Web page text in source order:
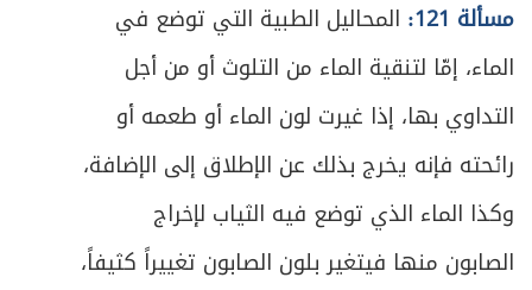
مسألة 121:
المحاليل الطبية التي توضع في
الماء، إمّا لتنقية الماء من التلوث أو من أجل
التداوي بها، إذا غيرت لون الماء أو طعمه أو
رائحته فإنه يخرج بذلك عن الإطلاق إلى الإضافة،
وكذا الماء الذي توضع فيه الثياب لإخراج
الصابون منها فيتغير بلون الصابون تغييراً كثيفاً،